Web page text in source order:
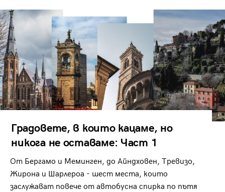
Градовете, в които кацаме, но
никога не оставаме: Част 1
От Бергамо и Меминген, до Айндховен, Тревизо,
Жирона и Шарлероа - шест места, които
заслужават повече от автобусна спирка по пътя